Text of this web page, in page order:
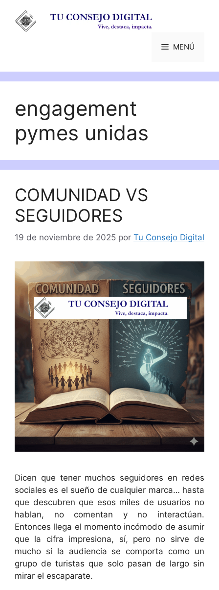
contenido
MENÚ
engagement
pymes unidas
COMUNIDAD VS
SEGUIDORES
19 de noviembre de 2025 por Tu Consejo Digital
Dicen que tener muchos seguidores en redes
sociales es el sueño de cualquier marca… hasta
que descubren que esos miles de usuarios no
hablan, no comentan y no interactúan.
Entonces llega el momento incómodo de asumir
que la cifra impresiona, sí, pero no sirve de
mucho si la audiencia se comporta como un
grupo de turistas que solo pasan de largo sin
mirar el escaparate.